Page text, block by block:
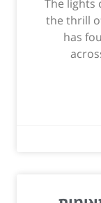
The lights
the thrill
has